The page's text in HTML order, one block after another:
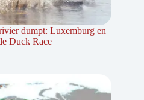
dumpt: Luxemburg en
Duck Race